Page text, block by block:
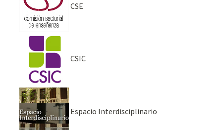
CSE
CSIC
Espacio Interdisciplinario